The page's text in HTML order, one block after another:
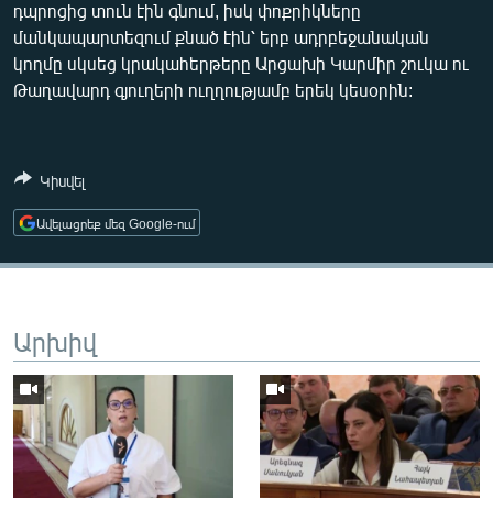
ԱՐԽԻՎ
ՏԵՍԱՆՅՈՒԹԵՐ
ԲԱՆԱՎԵՃ
ՓՈԴՔԱՍԹ
Հայերեն
ՀԵՏԵՎԵՔ ՄԵԶ
Auto 240p 360p 480p
1080p
720p
1080p
դպրոցից տուն էին գնում, իսկ փոքրիկները
մանկապարտեզում քնած էին՝ երբ ադրբեջանական
կողմը սկսեց կրակահերթերը Արցախի Կարմիր շուկա ու
Թաղավարդ գյուղերի ուղղությամբ երեկ կեսօրին:
Կիսվել
Ավելացրեք մեզ Google-ում
Արխիվ